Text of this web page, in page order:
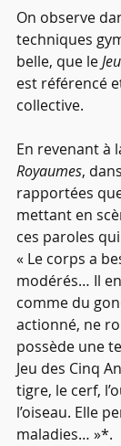
On observe
techniques
belle, que le
est référencé
collective.
En revenant à
Royaumes,
rapportées
mettant en
ces paroles
« Le corps a
modérés… Il
comme du
actionné, ne
possède une
Jeu des Cinq
tigre, le cerf,
l’oiseau. Elle
maladies… »*.